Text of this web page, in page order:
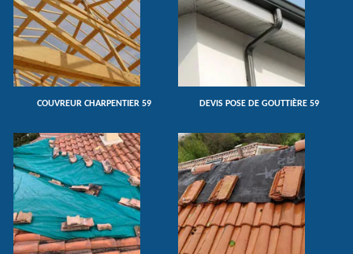
COUVREUR CHARPENTIER 59 DEVIS POSE DE GOUTTIÈRE 59